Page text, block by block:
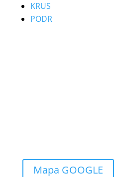
KRUS
PODR
Mapa GOOGLE